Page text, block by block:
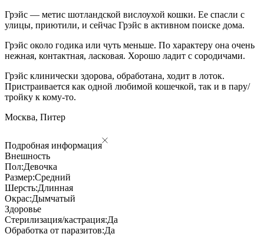
Грэйс — метис шотландской вислоухой кошки. Ее спасли с
улицы, приютили, и сейчас Грэйс в активном поиске дома.
Грэйс около годика или чуть меньше. По характеру она очень
нежная, контактная, ласковая. Хорошо ладит с сородичами.
Грэйс клинически здорова, обработана, ходит в лоток.
Пристраивается как одной любимой кошечкой, так и в пару/
тройку к кому-то.
Москва, Питер
Подробная информация
Внешность
Пол:Девочка
Размер:Средний
Шерсть:Длинная
Окрас:Дымчатый
Здоровье
Стерилизация/кастрация:Да
Обработка от паразитов:Да